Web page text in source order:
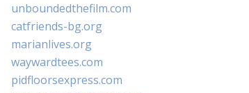
unboundedthefilm.com
catfriends-bg.org
marianlives.org
waywardtees.com
pidfloorsexpress.com